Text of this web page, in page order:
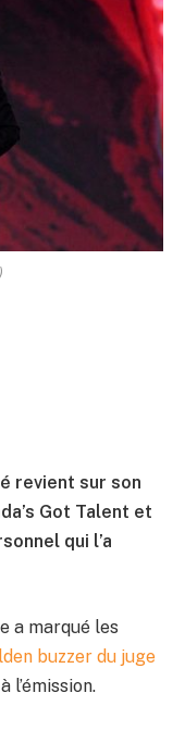
revient sur son
Got Talent et
qui l’a
a marqué les
buzzer du juge
l’émission.